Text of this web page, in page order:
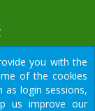
aWS
you with the
of the cookies
as login sessions,
us improve our